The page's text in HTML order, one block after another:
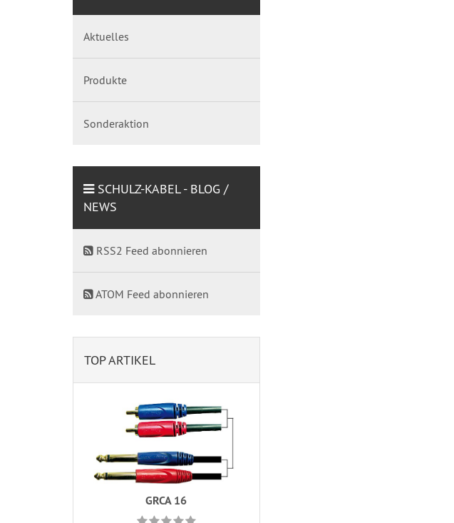
Aktuelles
Produkte
Sonderaktion
SCHULZ-KABEL - BLOG /
NEWS
RSS2 Feed abonnieren
ATOM Feed abonnieren
TOP ARTIKEL
GRCA 16